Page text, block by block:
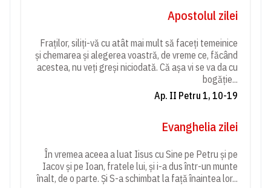
Apostolul zilei
Fraților, siliți-vă cu atât mai mult să faceți temeinice
și chemarea și alegerea voastră, de vreme ce, făcând
acestea, nu veți greși niciodată. Că așa vi se va da cu
bogăție...
Ap. II Petru 1, 10-19
Evanghelia zilei
În vremea aceea a luat Iisus cu Sine pe Petru și pe
Iacov și pe Ioan, fratele lui, și i-a dus într-un munte
înalt, de o parte. Și S-a schimbat la față înaintea lor...